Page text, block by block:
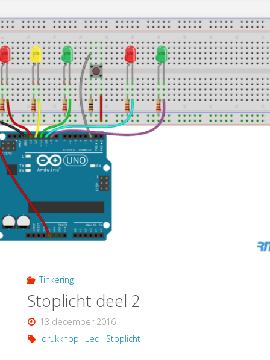
Basis"
Tinkering
Stoplicht deel 2
13 december 2016
drukknop, Led, Stoplicht